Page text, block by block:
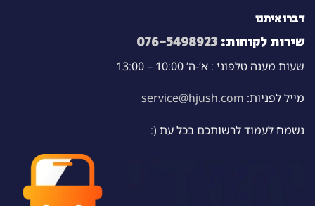
דברו איתנו
שירות לקוחות: 076-5498923
שעות מענה טלפוני : א’-ה’ 10:00 – 13:00
מייל לפניות: service@hjush.com
נשמח לעמוד לרשותכם בכל עת (: